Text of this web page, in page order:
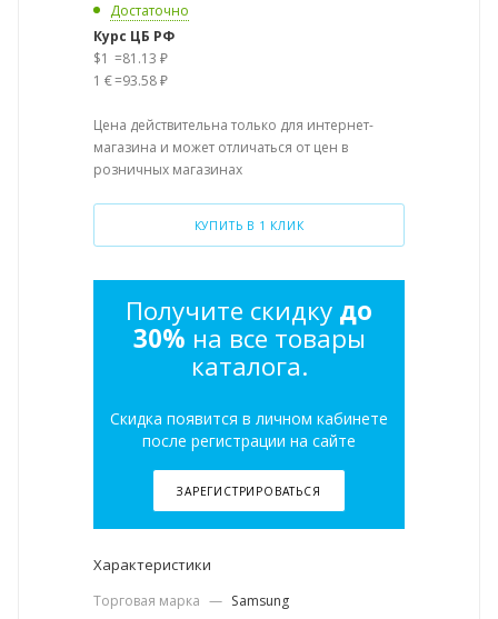
Достаточно
Курс ЦБ РФ
$1 =81.13 ₽
1 €=93.58 ₽
Цена действительна только для интернет-
магазина и может отличаться от цен в
розничных магазинах
КУПИТЬ В 1 КЛИК
Получите скидку до
30% на все товары
каталога.
Скидка появится в личном кабинете
после регистрации на сайте
ЗАРЕГИСТРИРОВАТЬСЯ
Характеристики
Торговая марка — Samsung